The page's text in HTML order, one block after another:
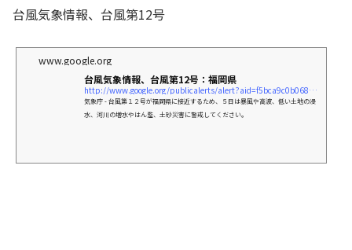
台風気象情報、台風第12号
www.google.org
台風気象情報、台風第12号：福岡県
http://www.google.org/publicalerts/alert?aid=f5bca9c0b068c5d0&#038;hl=ja&#038;gl=JP&#038;source=web
気象庁 - 台風第１２号が福岡県に接近するため、５日は暴風や高波、低い土地の浸
水、河川の増水やはん濫、土砂災害に警戒してください。